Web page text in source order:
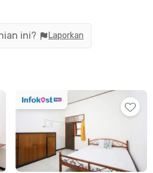
menyediakan area komunal yang
perlu repot membawa banyak
Araya dan 7 menit ke Terminal
ditempuh 11 menit, sementara
bepergian dengan pesawat,
16 menit saja.
ini? Laporkan